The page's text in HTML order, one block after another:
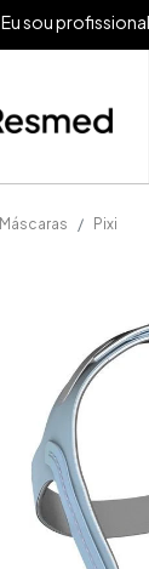
Eu sou
Máscaras Pixi